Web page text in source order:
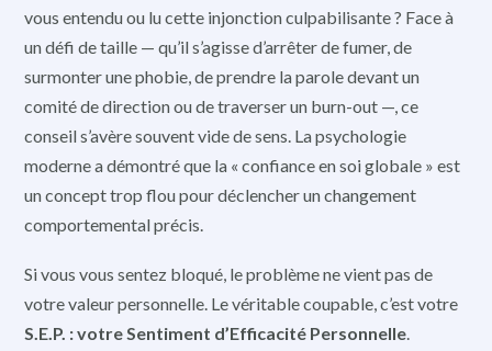
vous entendu ou lu cette injonction culpabilisante ? Face à
un défi de taille — qu’il s’agisse d’arrêter de fumer, de
surmonter une phobie, de prendre la parole devant un
comité de direction ou de traverser un burn-out —, ce
conseil s’avère souvent vide de sens. La psychologie
moderne a démontré que la « confiance en soi globale » est
un concept trop flou pour déclencher un changement
comportemental précis.
Si vous vous sentez bloqué, le problème ne vient pas de
votre valeur personnelle. Le véritable coupable, c’est votre
S.E.P. : votre Sentiment d’Efficacité Personnelle